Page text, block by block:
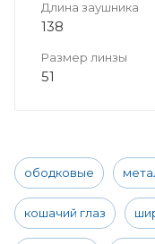
Длина заушника
138
Размер линзы
51
ободковые
кошачий глаз